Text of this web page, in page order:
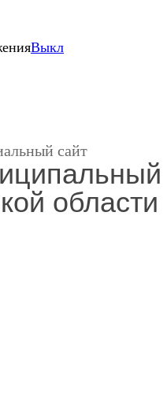
Выкл
сайт
области